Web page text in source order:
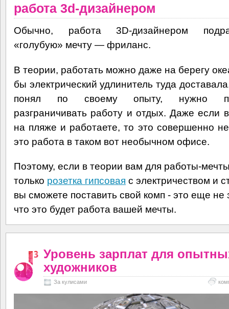
работа 3d-дизайнером
Обычно, работа 3D-дизайнером
«голубую» мечту — фриланс.
В теории, работать можно даже на берегу
бы электрический удлинитель туда
понял по своему опыту, нужно
разграничивать работу и отдых. Даже если
на пляже и работаете, то это совершенно
это работа в таком вот необычном офисе.
Поэтому, если в теории вам для работы-
только розетка гипсовая с электричеством и
вы сможете поставить свой комп - это еще не
что это будет работа вашей мечты.
Уровень зарплат для
художников
За кулисами